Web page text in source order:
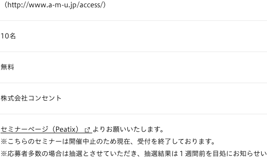
（ http://www.a-m-u.jp/access/ ）
10名
無料
株式会社コンセント
セミナーページ（Peatix）
よりお願いいたします。
※こちらのセミナーは開催中止のため現在、受付を終了しております。
※応募者多数の場合は抽選とさせていただき、抽選結果は１週間前を目処にお知らせい